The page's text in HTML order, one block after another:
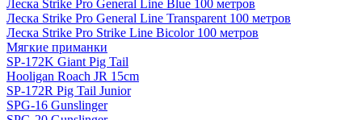
Леска Strike Pro General Line Blue 100 метров
Леска Strike Pro General Line Transparent 100 метров
Леска Strike Pro Strike Line Bicolor 100 метров
Мягкие приманки
SP-172K Giant Pig Tail
Hooligan Roach JR 15cm
SP-172R Pig Tail Junior
SPG-16 Gunslinger